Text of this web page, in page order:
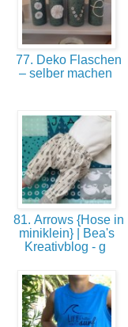
77. Deko Flaschen
– selber machen
81. Arrows {Hose in
miniklein} | Bea's
Kreativblog - g